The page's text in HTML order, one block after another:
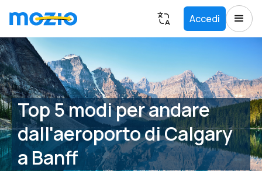
Accedi
Top 5 modi per andare
dall'aeroporto di Calgary
a Banff